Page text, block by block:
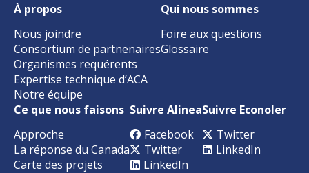
À propos
Nous joindre
Consortium de partnenaires
Organismes requérents
Expertise technique d’ACA
Notre équipe
Qui nous sommes
Foire aux questions
Glossaire
Ce que nous faisons
Approche
La réponse du Canada
Carte des projets
Suivre Alinea
Facebook
Twitter
LinkedIn
Suivre Econoler
Twitter
LinkedIn